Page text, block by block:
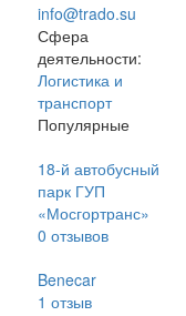
info@trado.su
Сфера
деятельности:
Логистика и
транспорт
Популярные
18-й автобусный
парк ГУП
«Мосгортранс»
0 отзывов
Benecar
1 отзыв